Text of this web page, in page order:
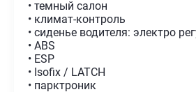
• темный салон
• климат-контроль
• сиденье водителя: электро
• ABS
• ESP
• Isofix / LATCH
• парктроник